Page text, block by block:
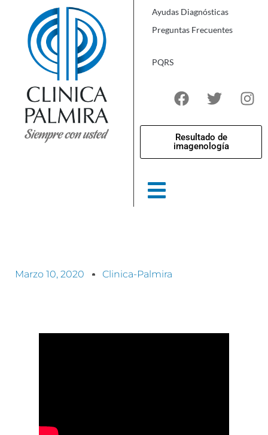
Ayudas Diagnósticas
Preguntas Frecuentes
PQRS
Resultado de
imagenología
Marzo 10, 2020 Clinica-Palmira